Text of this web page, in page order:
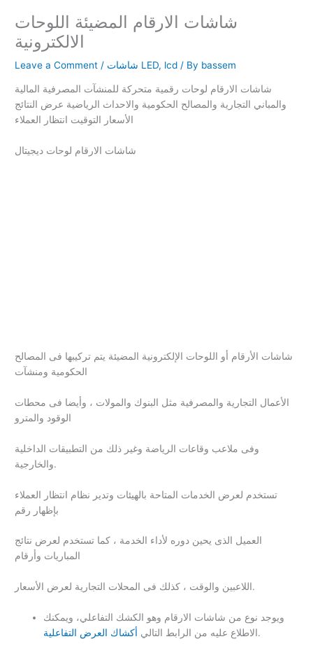
شاشات الارقام المضيئة اللوحات
الالكترونية
Leave a Comment / شاشات LED, lcd / By bassem
شاشات الارقام لوحات رقمية متحركة للمنشآت المصرفية المالية
والمباني التجارية والمصالح الحكومية والاحداث الرياضية عرض النتائج
الأسعار التوقيت انتظار العملاء
شاشات الارقام لوحات ديجيتال
شاشات الأرقام أو اللوحات الإلكترونية المضيئة يتم تركيبها فى المصالح
الحكومية ومنشآت
الأعمال التجارية والمصرفية مثل البنوك والمولات ، وأيضا فى محطات
الوقود والمترو
وفى ملاعب وقاعات الرياضة وغير ذلك من التطبيقات الداخلية
والخارجية.
تستخدم لعرض الخدمات المتاحة بالهيئات وتدير نظام انتظار العملاء
بإظهار رقم
العميل الذى يحين دوره لأداء الخدمة ، كما تستخدم لعرض نتائج
المباريات وأرقام
اللاعبين والوقت ، كذلك فى المحلات التجارية لعرض الأسعار.
ويوجد نوع من شاشات الارقام وهو الكشك التفاعلي، ويمكنك
الاطلاع عليه من الرابط التالي أكشاك العرض التفاعلية .